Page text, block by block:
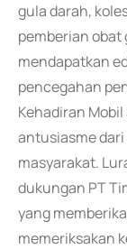
gula darah,
pemberian obat
mendapatkan
pencegahan
Kehadiran
antusiasme
masyarakat.
dukungan PT
yang
memeriksakan